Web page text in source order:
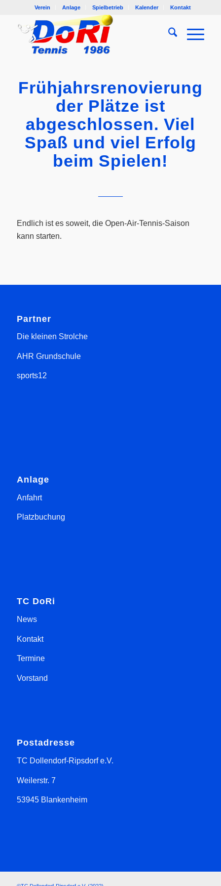
Verein Anlage Spielbetrieb Kalender Kontakt
Frühjahrsrenovierung
der Plätze ist
abgeschlossen. Viel
Spaß und viel Erfolg
beim Spielen!
Endlich ist es soweit, die Open-Air-Tennis-Saison
kann starten.
Partner
Die kleinen Strolche
AHR Grundschule
sports12
Anlage
Anfahrt
Platzbuchung
TC DoRi
News
Kontakt
Termine
Vorstand
Postadresse
TC Dollendorf-Ripsdorf e.V.
Weilerstr. 7
53945 Blankenheim